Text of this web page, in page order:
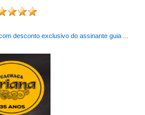
desconto exclusivo do assinante guia ...